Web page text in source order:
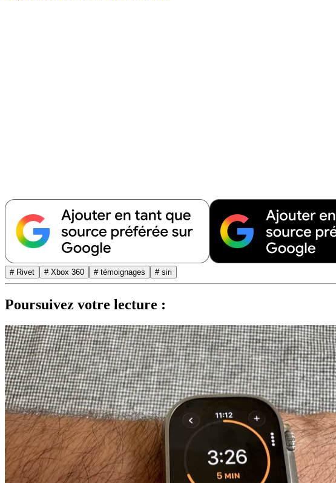
# Rivet # Xbox 360 # témoignages # siri
Poursuivez votre lecture :